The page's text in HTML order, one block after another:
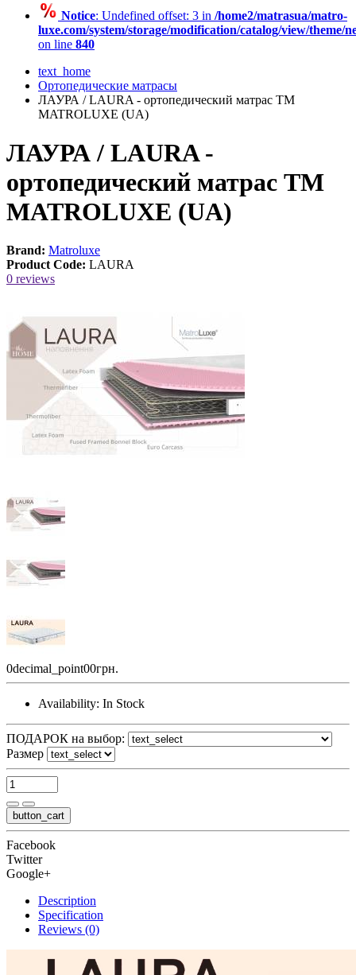
Notice: Undefined offset: 3 in /home2/matrasua/matro-
luxe.com/system/storage/modification/catalog/view/theme/
on line 840
text_home
Ортопедические матрасы
ЛАУРА / LAURA - ортопедический матрас ТМ
MATROLUXE (UA)
ЛАУРА / LAURA -
ортопедический матрас ТМ
MATROLUXE (UA)
Brand: Matroluxe
Product Code: LAURA
0 reviews
0decimal_point00грн.
Availability: In Stock
ПОДАРОК на выбор:
Размер
button_cart
Facebook
Twitter
Google+
Description
Specification
Reviews (0)